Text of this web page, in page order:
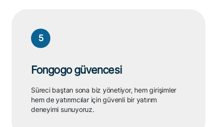
böylece girişimlerimiz güçlü ve stratejik ortaklarla
buluşur.
5